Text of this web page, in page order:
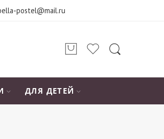
postel@mail.ru
ДЛЯ ДЕТЕЙ